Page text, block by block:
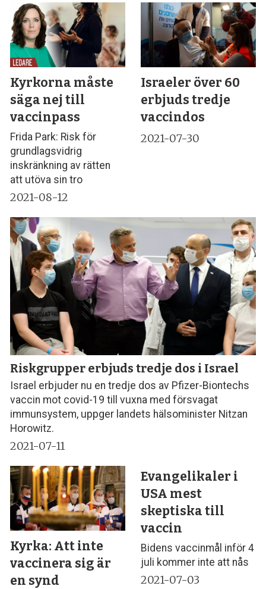
Kyrkorna måste
säga nej till
vaccinpass
Frida Park: Risk för
grundlagsvidrig
inskränkning av rätten
att utöva sin tro
2021-08-12
Israeler över 60
erbjuds tredje
vaccindos
2021-07-30
Riskgrupper erbjuds tredje dos i Israel
Israel erbjuder nu en tredje dos av Pfizer-Biontechs
vaccin mot covid-19 till vuxna med försvagat
immunsystem, uppger landets hälsominister Nitzan
Horowitz.
2021-07-11
Kyrka: Att inte
vaccinera sig är
en synd
Evangelikaler i
USA mest
skeptiska till
vaccin
Bidens vaccinmål inför 4
juli kommer inte att nås
2021-07-03